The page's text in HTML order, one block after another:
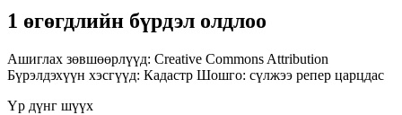
1 өгөгдлийн бүрдэл олдлоо
Ашиглах зөвшөөрлүүд: Creative Commons Attribution
Бүрэлдэхүүн хэсгүүд: Кадастр Шошго: сүлжээ репер царцдас
Үр дүнг шүүх